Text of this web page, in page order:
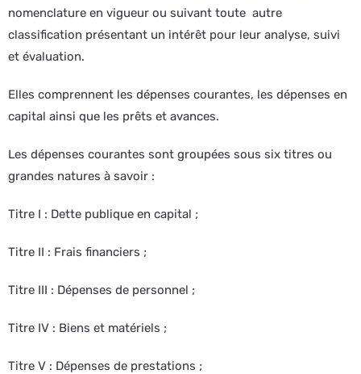
nomenclature en vigueur ou suivant toute autre
classification présentant un intérêt pour leur analyse, suivi
et évaluation.
Elles comprennent les dépenses courantes, les dépenses en
capital ainsi que les prêts et avances.
Les dépenses courantes sont groupées sous six titres ou
grandes natures à savoir :
Titre I : Dette publique en capital ;
Titre II : Frais financiers ;
Titre III : Dépenses de personnel ;
Titre IV : Biens et matériels ;
Titre V : Dépenses de prestations ;